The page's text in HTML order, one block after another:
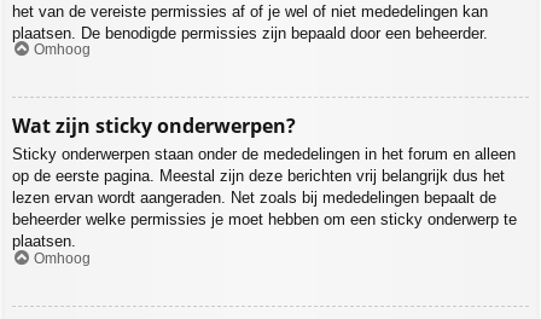
het van de vereiste permissies af of je wel of niet mededelingen kan
plaatsen. De benodigde permissies zijn bepaald door een beheerder.
Omhoog
Wat zijn sticky onderwerpen?
Sticky onderwerpen staan onder de mededelingen in het forum en alleen
op de eerste pagina. Meestal zijn deze berichten vrij belangrijk dus het
lezen ervan wordt aangeraden. Net zoals bij mededelingen bepaalt de
beheerder welke permissies je moet hebben om een sticky onderwerp te
plaatsen.
Omhoog